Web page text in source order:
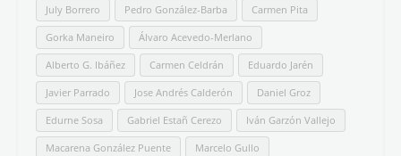
July Borrero Pedro González-Barba Carmen Pita
Gorka Maneiro Álvaro Acevedo-Merlano
Alberto G. Ibáñez Carmen Celdrán Eduardo Jarén
Javier Parrado Jose Andrés Calderón Daniel Groz
Edurne Sosa Gabriel Estañ Cerezo Iván Garzón Vallejo
Macarena González Puente Marcelo Gullo